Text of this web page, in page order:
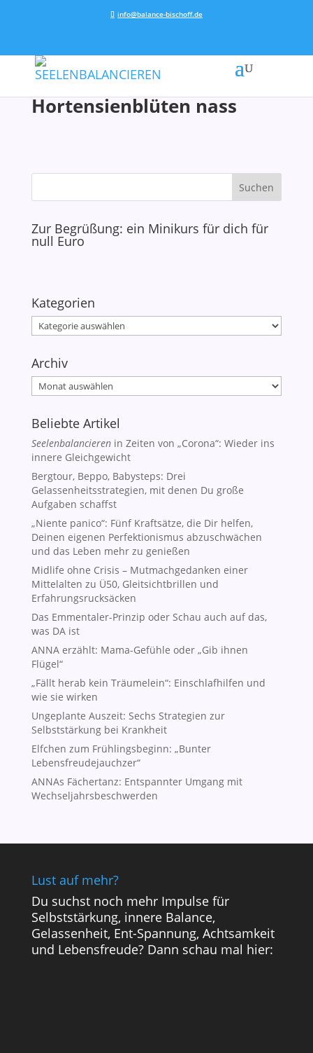
info@balance-bischoff.de
Hortensienblüten nass
Zur Begrüßung: ein Minikurs für dich für
null Euro
Kategorien
Kategorien
Archiv
Archiv
Beliebte Artikel
Seelenbalancierenin Zeiten von „Corona“: Wieder ins
innere Gleichgewicht
Bergtour, Beppo, Babysteps: Drei
Gelassenheitsstrategien, mit denen Du große
Aufgaben schaffst
„Niente panico“: Fünf Kraftsätze, die Dir helfen,
Deinen eigenen Perfektionismus abzuschwächen
und das Leben mehr zu genießen
Midlife ohne Crisis – Mutmachgedanken einer
Mittelalten zu Ü50, Gleitsichtbrillen und
Erfahrungsrucksäcken
Das Emmentaler-Prinzip oder Schau auch auf das,
was DA ist
ANNA erzählt: Mama-Gefühle oder „Gib ihnen
Flügel“
„Fällt herab kein Träumelein“: Einschlafhilfen und
wie sie wirken
Ungeplante Auszeit: Sechs Strategien zur
Selbststärkung bei Krankheit
Elfchen zum Frühlingsbeginn: „Bunter
Lebensfreudejauchzer“
ANNAs Fächertanz: Entspannter Umgang mit
Wechseljahrsbeschwerden
Lust auf mehr?
Du suchst noch mehr Impulse für
Selbststärkung, innere Balance,
Gelassenheit, Ent-Spannung, Achtsamkeit
und Lebensfreude? Dann schau mal hier: